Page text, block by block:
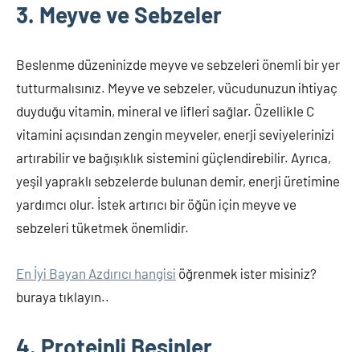
3. Meyve ve Sebzeler
Beslenme düzeninizde meyve ve sebzeleri önemli bir yer
tutturmalısınız. Meyve ve sebzeler, vücudunuzun ihtiyaç
duyduğu vitamin, mineral ve lifleri sağlar. Özellikle C
vitamini açısından zengin meyveler, enerji seviyelerinizi
artırabilir ve bağışıklık sistemini güçlendirebilir. Ayrıca,
yeşil yapraklı sebzelerde bulunan demir, enerji üretimine
yardımcı olur. İstek artırıcı bir öğün için meyve ve
sebzeleri tüketmek önemlidir.
En İyi Bayan Azdırıcı hangisi öğrenmek ister misiniz?
buraya tıklayın..
4. Proteinli Besinler